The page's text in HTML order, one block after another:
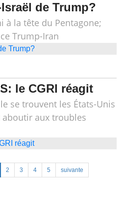
de Trump?
à la tête du Pentagone;
Trump-Iran
le CGRI réagit
se trouvent les États-Unis
aux troubles
2 3 4 5 suivante